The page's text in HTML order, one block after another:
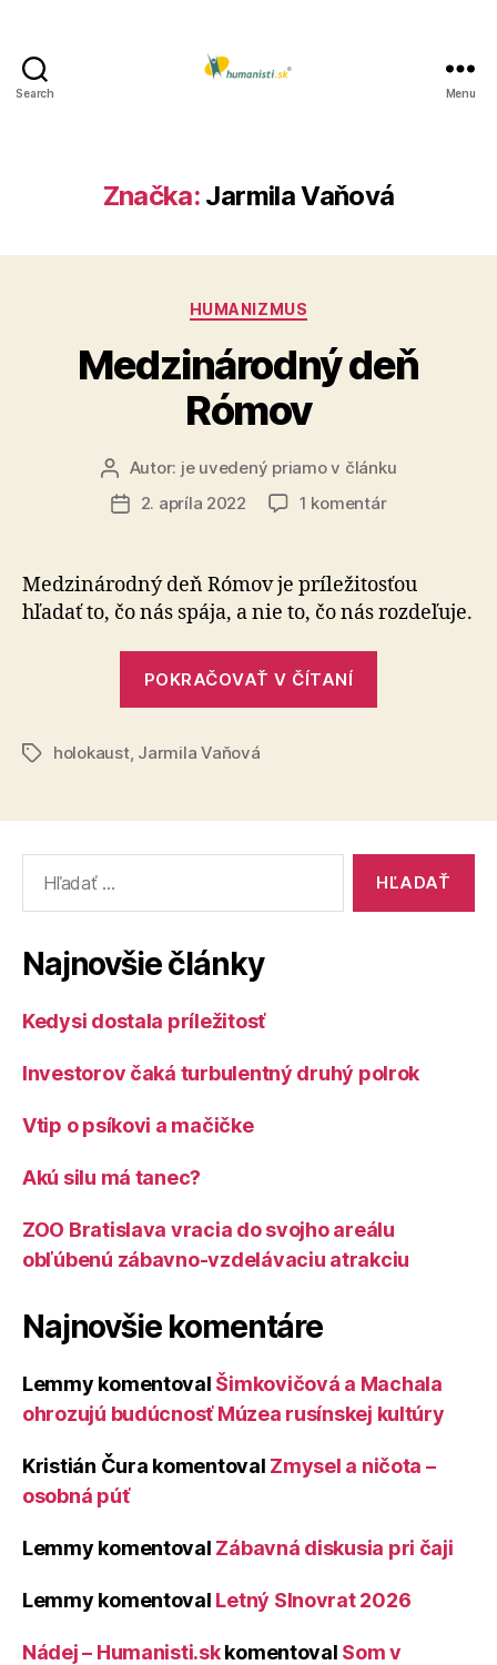
Search Menu
Značka: Jarmila Vaňová
Kategórie
HUMANIZMUS
Medzinárodný deň
Rómov
Autor
článku
Autor: je uvedený priamo v článku
Dátum
2. apríla 2022 1 komentárna
Rómov
Medzinárodný deň Rómov je príležitosťou
hľadať to, čo nás spája, a nie to, čo nás rozdeľuje.
POKRAČOVAŤ V ČÍTANÍ
Značkyholokaust, Jarmila Vaňová
Najnovšie články
Kedysi dostala príležitosť
Investorov čaká turbulentný druhý polrok
Vtip o psíkovi a mačičke
Akú silu má tanec?
ZOO Bratislava vracia do svojho areálu
obľúbenú zábavno-vzdelávaciu atrakciu
Najnovšie komentáre
Lemmy komentoval Šimkovičová a Machala
ohrozujú budúcnosť Múzea rusínskej kultúry
Kristián Čura komentoval Zmysel a ničota –
osobná púť
Lemmy komentoval Zábavná diskusia pri čaji
Lemmy komentoval Letný Slnovrat 2026
Nádej – Humanisti.skkomentoval Som v